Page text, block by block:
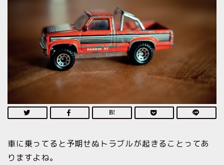
車に乗ってると予期せぬトラブルが起きることってあ
りますよね。